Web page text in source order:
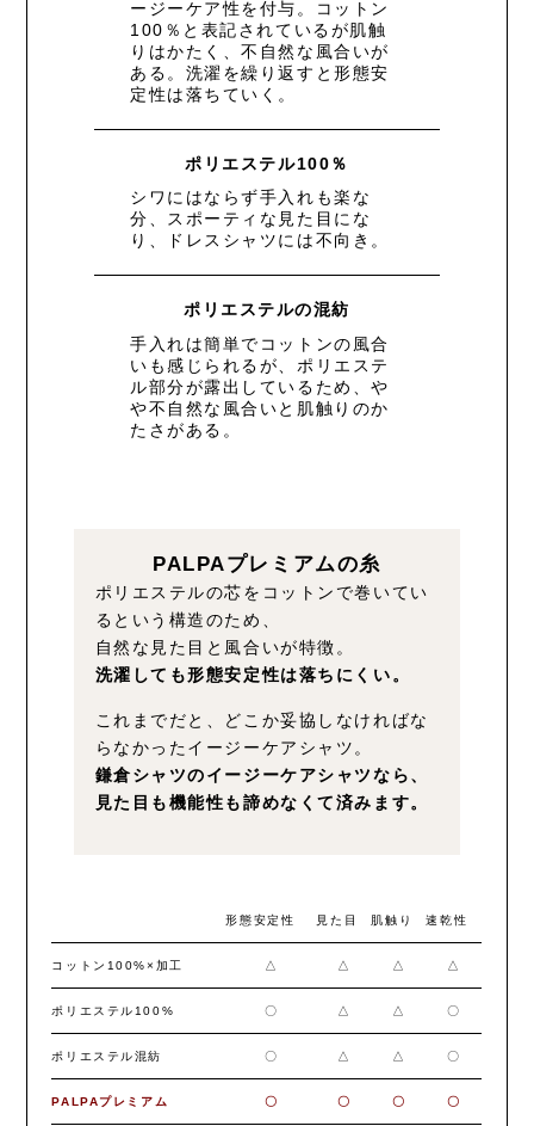
ージーケア性を付与。コットン
100％と表記されているが肌触
りはかたく、不自然な風合いが
ある。洗濯を繰り返すと形態安
定性は落ちていく。
ポリエステル100％
シワにはならず手入れも楽な
分、スポーティな見た目にな
り、ドレスシャツには不向き。
ポリエステルの混紡
手入れは簡単でコットンの風合
いも感じられるが、ポリエステ
ル部分が露出しているため、や
や不自然な風合いと肌触りのか
たさがある。
PALPAプレミアムの糸
ポリエステルの芯をコットンで巻いてい
るという構造のため、
自然な見た目と風合いが特徴。
洗濯しても形態安定性は落ちにくい。
これまでだと、どこか妥協しなければな
らなかったイージーケアシャツ。
鎌倉シャツのイージーケアシャツなら、
見た目も機能性も諦めなくて済みます。
形態安定性 見た目 肌触り 速乾性
コットン100%×加工 △ △ △ △
ポリエステル100% 〇 △ △ 〇
ポリエステル混紡 〇 △ △ 〇
PALPAプレミアム 〇 〇 〇 〇